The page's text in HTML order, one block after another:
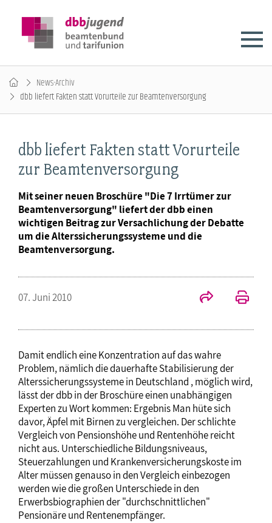
News-Archiv
dbb liefert Fakten statt Vorurteile zur Beamtenversorgung
dbb liefert Fakten statt Vorurteile
zur Beamtenversorgung
Mit seiner neuen Broschüre "Die 7 Irrtümer zur
Beamtenversorgung" liefert der dbb einen
wichtigen Beitrag zur Versachlichung der Debatte
um die Alterssicherungssysteme und die
Beamtenversorgung.
07. Juni 2010
Damit endlich eine Konzentration auf das wahre
Problem, nämlich die dauerhafte Stabilisierung der
Alterssicherungssysteme in Deutschland , möglich wird,
lässt der dbb in der Broschüre einen unabhängigen
Experten zu Wort kommen: Ergebnis Man hüte sich
davor, Äpfel mit Birnen zu vergleichen. Der schlichte
Vergleich von Pensionshöhe und Rentenhöhe reicht
nicht aus. Unterschiedliche Bildungsniveaus,
Steuerzahlungen und Krankenversicherungskoste im
Alter müssen genauso in den Vergleich einbezogen
werden wie die großen Unterschiede in den
Erwerbsbiographien der "durchschnittlichen"
Pensionäre und Rentenempfänger.